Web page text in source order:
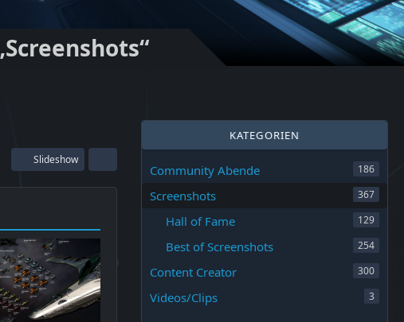
Slideshow
KATEGORIEN
Community Abende 186
Screenshots 367
Hall of Fame 129
Best of Screenshots 254
Content Creator 300
Videos/Clips 3